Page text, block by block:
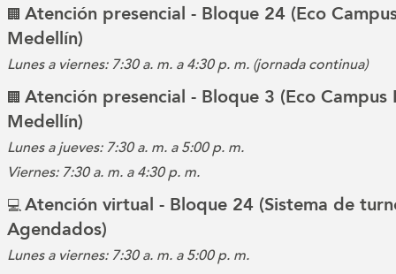
🏢 Atención presencial - Bloque 24 (Eco
Medellín)
Lunes a viernes: 7:30 a. m. a 4:30 p. m. (jornada continua)
🏢 Atención presencial - Bloque 3 (Eco Campus
Medellín)
Lunes a jueves: 7:30 a. m. a 5:00 p. m.
Viernes: 7:30 a. m. a 4:30 p. m.
💻Atención virtual - Bloque 24 (Sistema de
Agendados)
Lunes a viernes: 7:30 a. m. a 5:00 p. m.